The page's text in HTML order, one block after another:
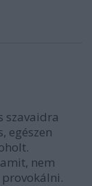
szavaidra
egészen
nem